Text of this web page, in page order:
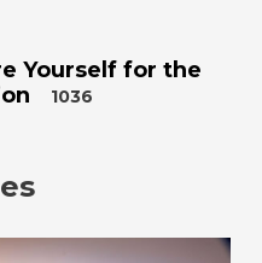
Yourself for the
1036